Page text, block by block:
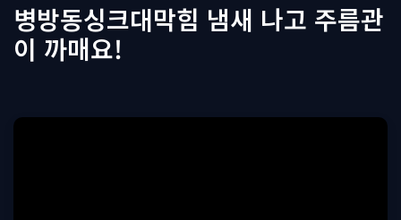
로
건
기
병방동싱크대막힘 냄새 나고 주름관
이 까매요!